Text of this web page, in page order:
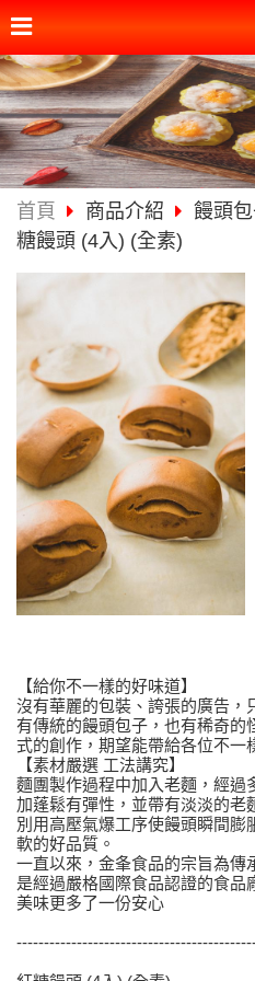
首頁 商品介紹 饅頭包
糖饅頭 (4入) (全素)
【給你不一樣的好味道】
沒有華麗的包裝、誇張的廣告，
有傳統的饅頭包子，也有稀奇的
式的創作，期望能帶給各位不一
【素材嚴選 工法講究】
麵團製作過程中加入老麵，經過
加蓬鬆有彈性，並帶有淡淡的老
別用高壓氣爆工序使饅頭瞬間膨
軟的好品質。
一直以來，金夆食品的宗旨為傳
是經過嚴格國際食品認證的食品
美味更多了一份安心